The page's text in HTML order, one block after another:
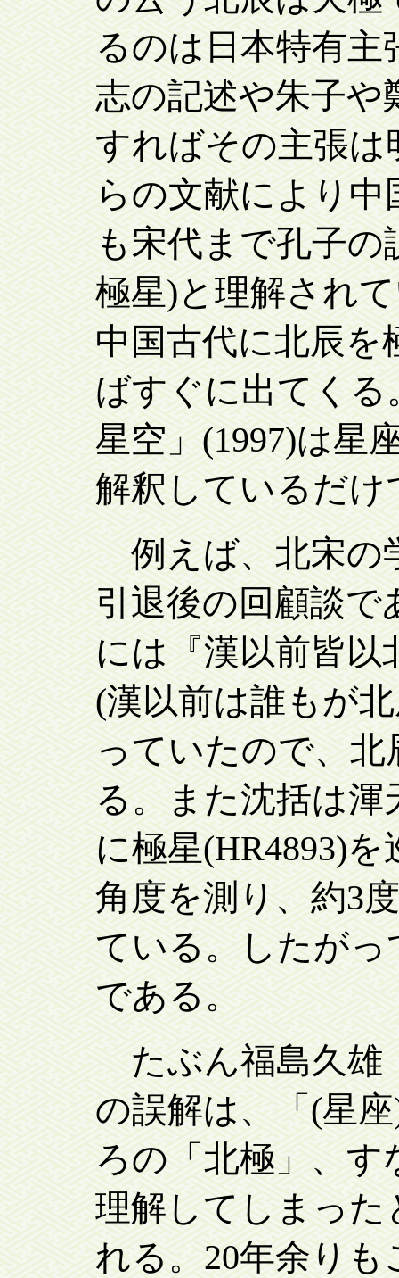
るのは日本特有
志の記述や朱子や
すればその主張
らの文献により
も宋代まで孔子
極星)と理解され
中国古代に北辰を
ばすぐに出てく
星空」(1997)は星
解釈しているだけ
例えば、北宋の
引退後の回顧談で
には『漢以前皆以
(漢以前は誰もが
っていたので、
る。また沈括は
に極星(HR4893)
角度を測り、約3
ている。したが
である。
たぶん福島久雄
の誤解は、「(星
ろの「北極」、
理解してしまっ
れる。20年余り